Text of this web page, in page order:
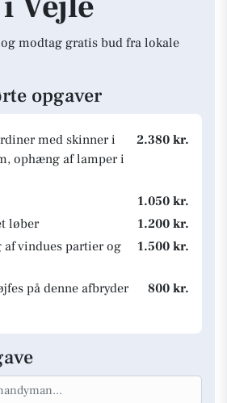
modtag gratis bud fra lokale
opgaver
med skinner i
ophæng af lamper i
2.380 kr.
1.050 kr.
løber
1.200 kr.
af vindues partier og
1.500 kr.
på denne afbryder
800 kr.